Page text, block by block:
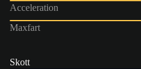
Acceleration
Maxfart
Skott